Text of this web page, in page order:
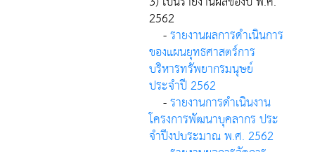
2562
-รายงานผลการดำเนินการ
ของแผนยุทธศาสตร์การ
บริหารทรัพยากรมนุษย์
ประจำปี 2562
-รายงานการดำเนินงาน
โครงการพัฒนาบุคลากร ประ
จำปีงปบระมาณ พ.ศ. 2562